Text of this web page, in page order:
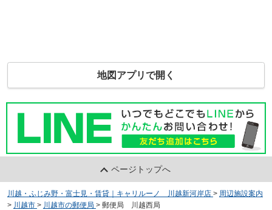
地図アプリで開く
ページトップへ
川越・ふじみ野・富士見・賃貸｜キャリルーノ 川越新河岸店 > 周辺施設案内
> 川越市 > 川越市の郵便局 > 郵便局 川越西局